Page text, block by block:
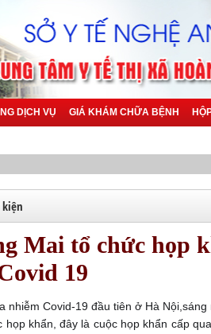
DỊCH VỤ GIÁ KHÁM CHỮA BỆNH
Mai tổ chức họp
19
Covid-19 đầu tiên ở Hà Nội,sáng
họp khẩn, đây là cuộc họp khẩn cấp